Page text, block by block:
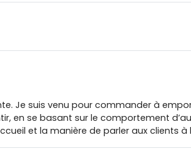
Je suis venu pour commander à
en se basant sur le comportement
et la manière de parler aux clients à